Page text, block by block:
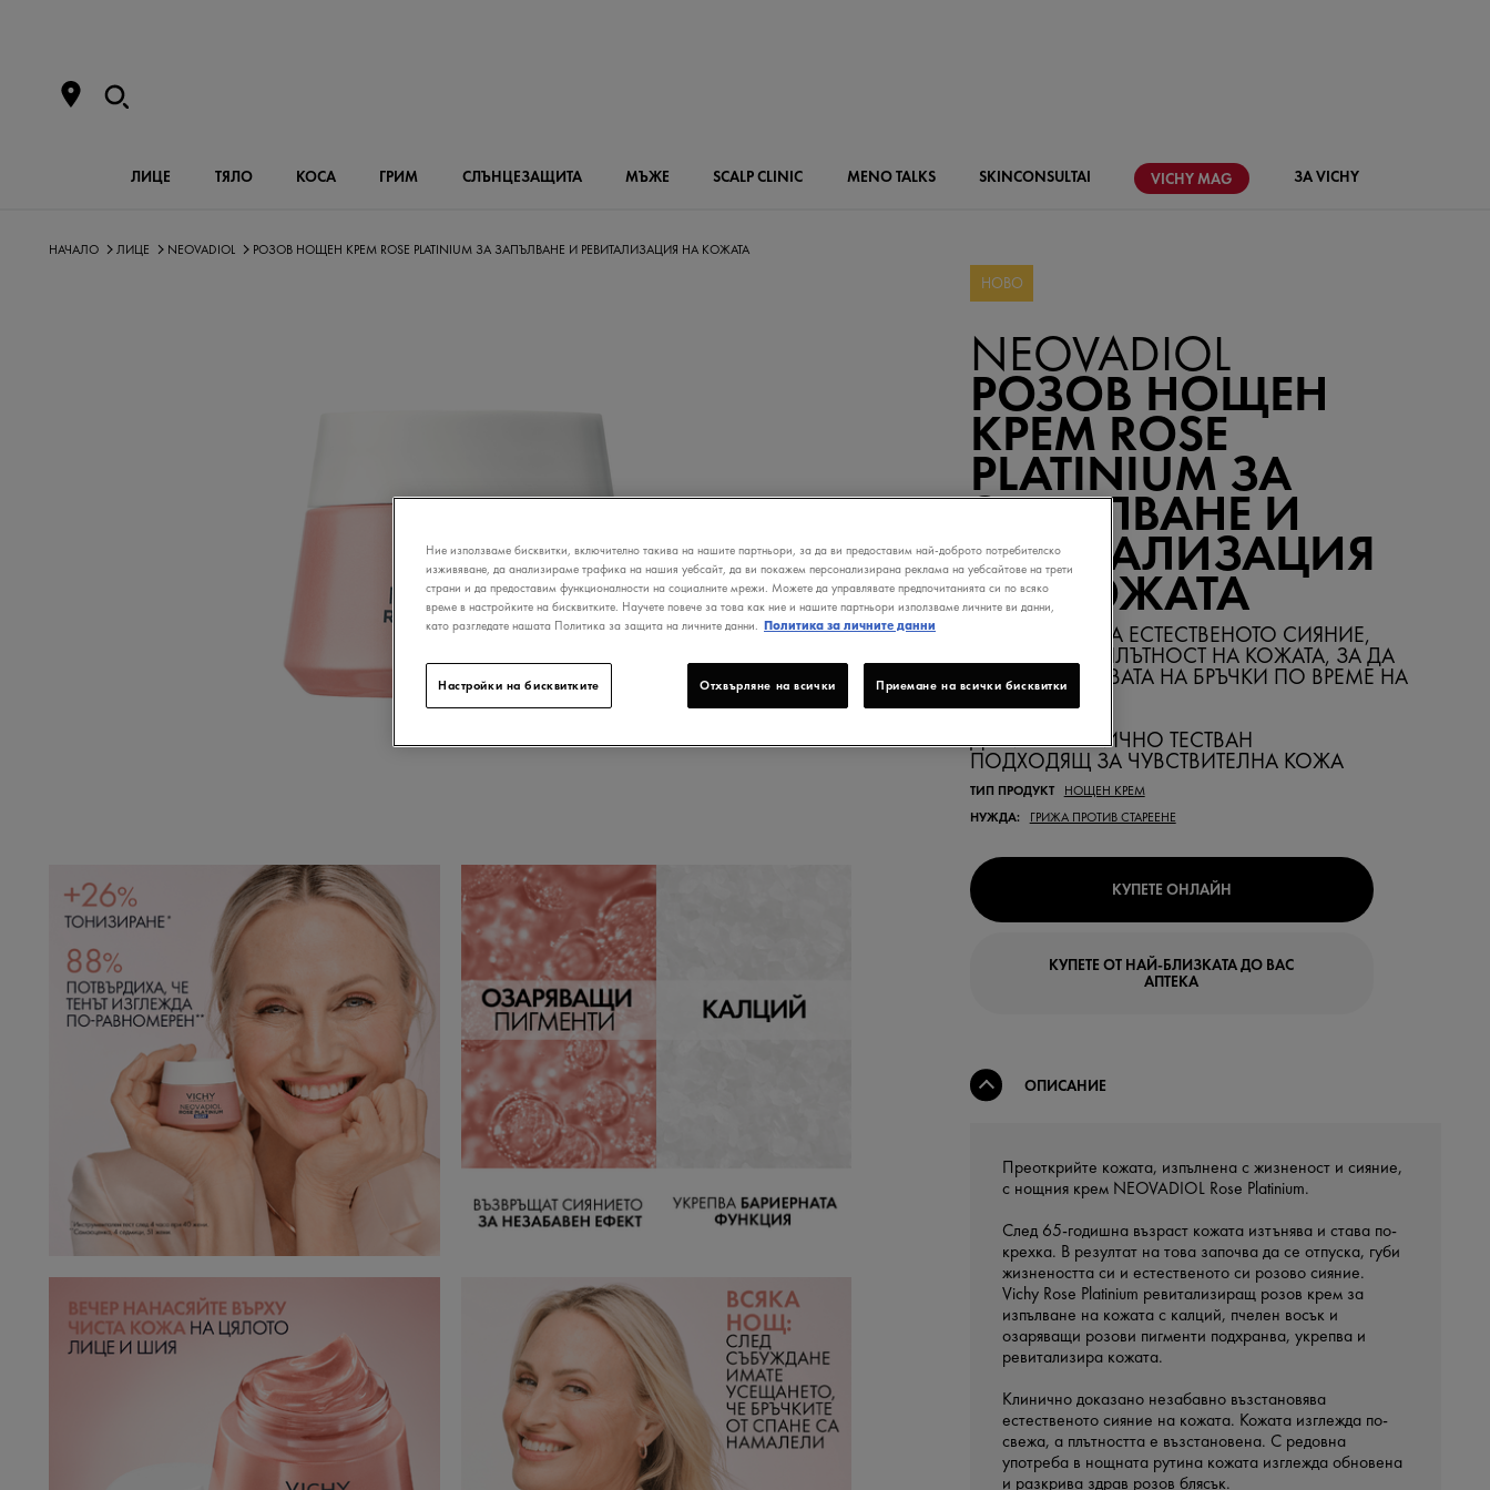
ЛИЦЕ ТЯЛО КОСА ГРИМ СЛЪНЦЕЗАЩИТА МЪЖЕ SCALPCLINIC MENOTALKS SKINCONSULTAI VICHY MAG ЗА VICHY
НАЧАЛО ЛИЦЕ NEOVADIOL РОЗОВ НОЩЕН КРЕМ ROSE PLATINIUM ЗА ЗАПЪЛВАНЕ И РЕВИТАЛИЗАЦИЯ НА КОЖАТА
НОВО
NEOVADIOL
РОЗОВ НОЩЕН
КРЕМ ROSE
PLATINIUM ЗА
ЗАПЪЛВАНЕ И
РЕВИТАЛИЗАЦИЯ
НА КОЖАТА
ВЪЗСТАНОВЯВА ЕСТЕСТВЕНОТО СИЯНИЕ,
ЗДРАВИНА И ПЛЪТНОСТ НА КОЖАТА, ЗА ДА
НАМАЛИ ПОЯВАТА НА БРЪЧКИ ПО ВРЕМЕ НА
СЪН.
ДЕРМАТОЛОГИЧНО ТЕСТВАН
ПОДХОДЯЩ ЗА ЧУВСТВИТЕЛНА КОЖА
ТИП ПРОДУКТ
НОЩЕН КРЕМ
НУЖДА:
ГРИЖА ПРОТИВ СТАРЕЕНЕ
КУПЕТЕ ОНЛАЙН
КУПЕТЕ ОТ НАЙ-БЛИЗКАТА ДО ВАС
АПТЕКА
ОПИСАНИЕ
Преоткрийте кожата, изпълнена с жизненост и сияние,
с нощния крем NEOVADIOL Rose Platinium.
След 65-годишна възраст кожата изтънява и става по-
крехка. В резултат на това започва да се отпуска, губи
жизнеността си и естественото си розово сияние.
Vichy Rose Platinium ревитализиращ розов крем за
изпълване на кожата с калций, пчелен восък и
озаряващи розови пигменти подхранва, укрепва и
ревитализира кожата.
Клинично доказано незабавно възстановява
естественото сияние на кожата. Кожата изглежда по-
свежа, а плътността е възстановена. С редовна
употреба в нощната рутина кожата изглежда обновена
и разкрива здрав розов блясък.
Ние използваме бисквитки, включително такива на нашите партньори, за да ви предоставим най-доброто потребителско
изживяване, да анализираме трафика на нашия уебсайт, да ви покажем персонализирана реклама на уебсайтове на трети
страни и да предоставим функционалности на социалните мрежи. Можете да управлявате предпочитанията си по всяко
време в настройките на бисквитките. Научете повече за това как ние и нашите партньори използваме личните ви данни,
като разгледате нашата Политика за защита на личните данни. Политика за личните данни
Отхвърляне на всички Приемане на всички бисквитки
Настройки на бисквитките